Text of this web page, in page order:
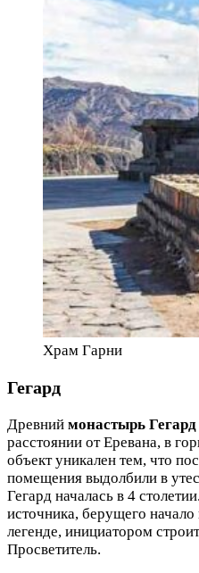
Храм Гарни
Гегард
Древний монастырь Гегард
расстоянии от Еревана, в
объект уникален тем, что
помещения выдолбили в
Гегард началась в 4
источника, берущего
легенде, инициатором
Просветитель.